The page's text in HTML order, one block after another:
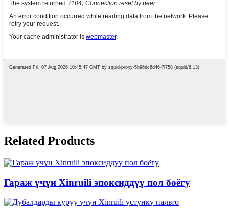
Related Products
Гараж үчүн Xinruili эпоксиддүү пол боёгу